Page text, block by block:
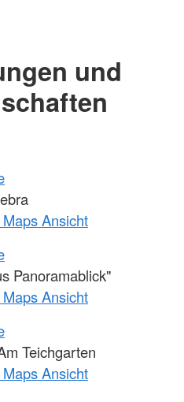
und
Ansicht
Panoramablick"
Ansicht
Teichgarten
Ansicht